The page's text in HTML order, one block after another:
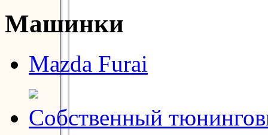
Машинки
Mazda Furai
Собственный